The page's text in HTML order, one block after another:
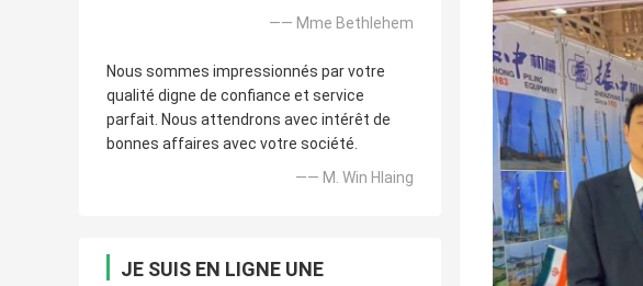
—— Mme Bethlehem
Nous sommes impressionnés par votre
qualité digne de confiance et service
parfait. Nous attendrons avec intérêt de
bonnes affaires avec votre société.
—— M. Win Hlaing
JE SUIS EN LIGNE UNE